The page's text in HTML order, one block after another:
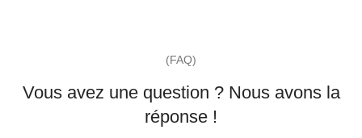
(FAQ)
Vous avez une question ? Nous avons la
réponse !